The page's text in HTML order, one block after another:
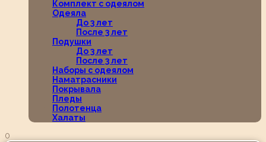
Комплект с одеялом
Одеяла
До 3 лет
После 3 лет
Подушки
До 3 лет
После 3 лет
Наборы с одеялом
Наматрасники
Покрывала
Пледы
Полотенца
Халаты
0